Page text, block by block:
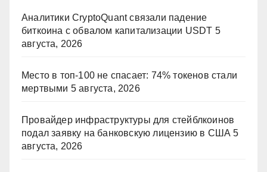
Аналитики CryptoQuant связали падение
биткоина с обвалом капитализации USDT 5
августа, 2026
Место в топ-100 не спасает: 74% токенов стали
мертвыми 5 августа, 2026
Провайдер инфраструктуры для стейблкоинов
подал заявку на банковскую лицензию в США 5
августа, 2026